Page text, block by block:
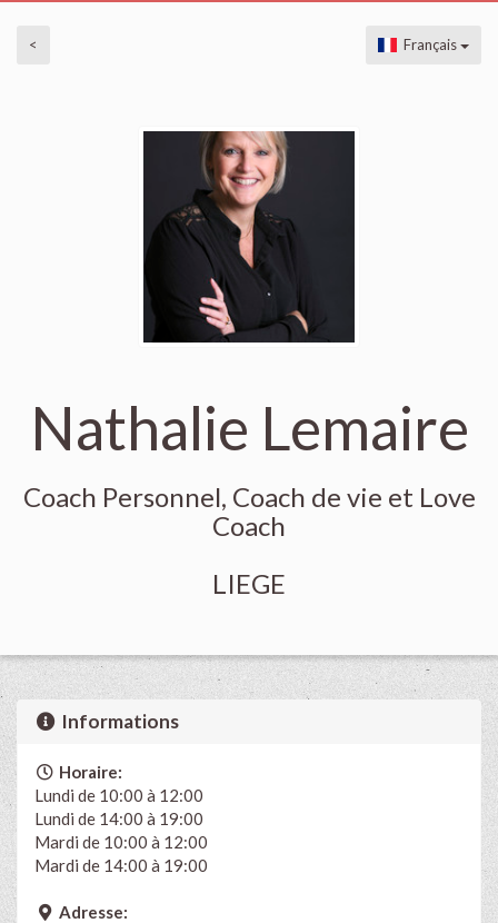
< Français
Nathalie Lemaire
Coach Personnel, Coach de vie et Love
Coach
LIEGE
Informations
Horaire:
Lundi de 10:00 à 12:00
Lundi de 14:00 à 19:00
Mardi de 10:00 à 12:00
Mardi de 14:00 à 19:00
Adresse: